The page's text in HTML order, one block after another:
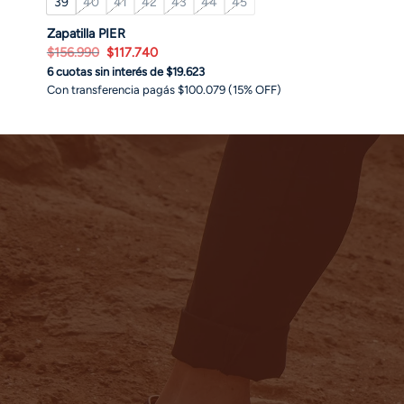
Zapatilla PIER
$156.990 El
precio
original
era:
$156.990.
$117.740El
precio
actual
es:
$117.740.
6 cuotas sin interés de $19.623
Con transferencia pagás $100.079 (15% OFF)